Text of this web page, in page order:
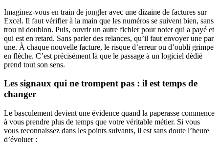
Imaginez-vous en train de jongler avec une dizaine de factures sur
Excel. Il faut vérifier à la main que les numéros se suivent bien, sans
trou ni doublon. Puis, ouvrir un autre fichier pour noter qui a payé et
qui est en retard. Sans parler des relances, qu’il faut envoyer une par
une. À chaque nouvelle facture, le risque d’erreur ou d’oubli grimpe
en flèche. C’est précisément là que le passage à un logiciel dédié
prend tout son sens.
Les signaux qui ne trompent pas : il est temps de
changer
Le basculement devient une évidence quand la paperasse commence
à vous prendre plus de temps que votre véritable métier. Si vous
vous reconnaissez dans les points suivants, il est sans doute l’heure
d’évoluer :